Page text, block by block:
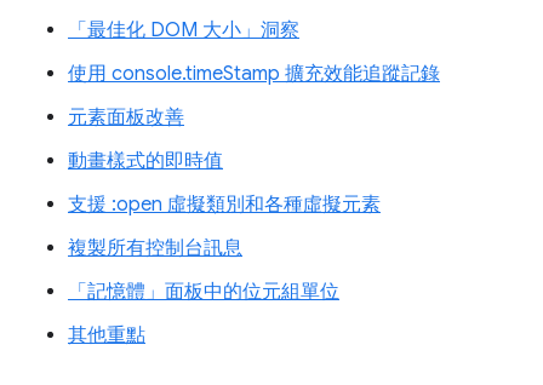
「最佳化 DOM 大小」洞察
使用 console.timeStamp 擴充效能追蹤記錄
元素面板改善
動畫樣式的即時值
支援 :open 虛擬類別和各種虛擬元素
複製所有控制台訊息
「記憶體」面板中的位元組單位
其他重點